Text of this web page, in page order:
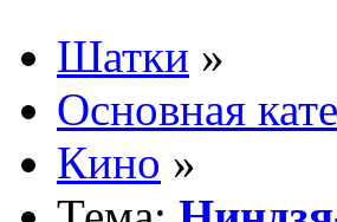
Шатки »
Основная
Кино »